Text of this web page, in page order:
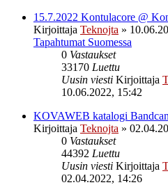
15.7.2022 Kontulacore @
Kirjoittaja Teknojta »
Tapahtumat Suomessa
0 Vastaukset
33170 Luettu
Uusin viesti Kirjoittaja
10.06.2022, 15:42
KOVAWEB katalogi
Kirjoittaja Teknojta »
0 Vastaukset
44392 Luettu
Uusin viesti Kirjoittaja
02.04.2022, 14:26